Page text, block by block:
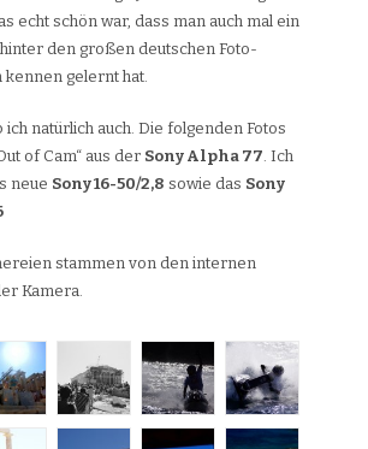
echt schön war, dass man auch mal ein
den großen deutschen Foto-
kennen gelernt hat.
ich natürlich auch. Die folgenden Fotos
of Cam“ aus der Sony Alpha 77. Ich
neue Sony 16-50/2,8 sowie das Sony
stammen von den internen
Kamera.